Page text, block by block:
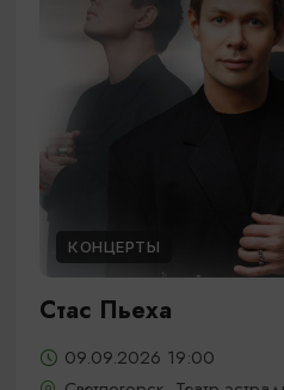
КОНЦЕРТЫ
Стас Пьеха
09.09.2026 19:00